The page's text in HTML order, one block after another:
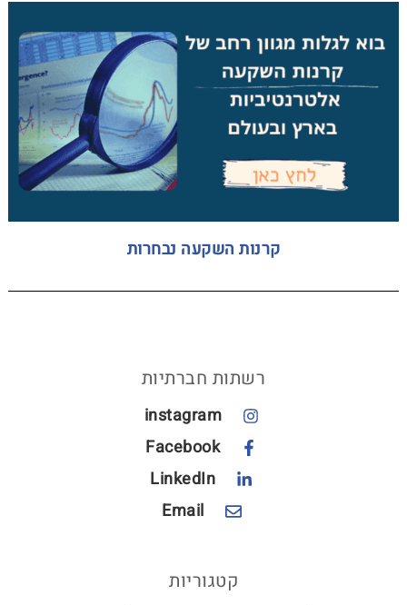
קרנות השקעה נבחרות
רשתות חברתיות
instagram
Facebook
LinkedIn
Email
קטגוריות